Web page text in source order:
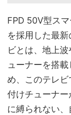
FPD 50V型ス
を採用した最
ビとは、地上
ューナーを搭
め、このテレ
付けチューナ
に縛られない